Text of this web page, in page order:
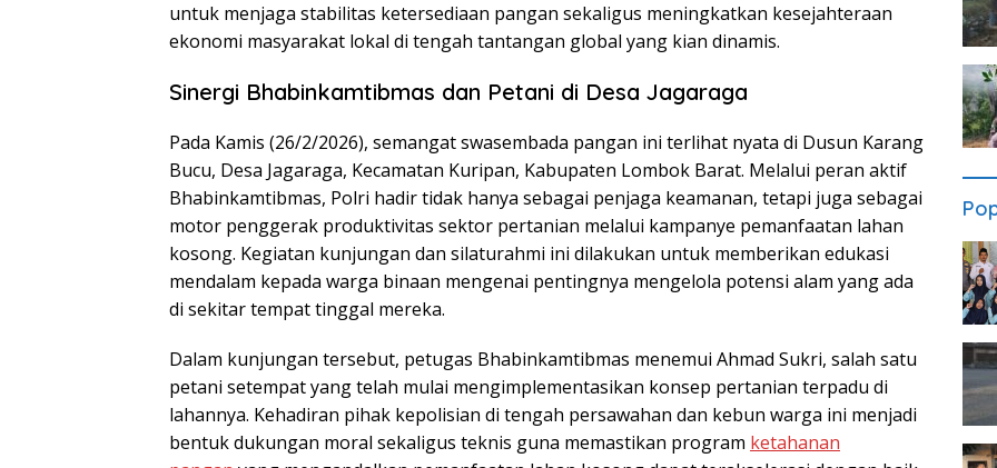
untuk menjaga stabilitas ketersediaan pangan sekaligus meningkatkan kesejahteraan
ekonomi masyarakat lokal di tengah tantangan global yang kian dinamis.
Sinergi Bhabinkamtibmas dan Petani di Desa Jagaraga
Pada Kamis (26/2/2026), semangat swasembada pangan ini terlihat nyata di Dusun Karang
Bucu, Desa Jagaraga, Kecamatan Kuripan, Kabupaten Lombok Barat. Melalui peran aktif
Bhabinkamtibmas, Polri hadir tidak hanya sebagai penjaga keamanan, tetapi juga sebagai
motor penggerak produktivitas sektor pertanian melalui kampanye pemanfaatan lahan
kosong. Kegiatan kunjungan dan silaturahmi ini dilakukan untuk memberikan edukasi
mendalam kepada warga binaan mengenai pentingnya mengelola potensi alam yang ada
di sekitar tempat tinggal mereka.
Dalam kunjungan tersebut, petugas Bhabinkamtibmas menemui Ahmad Sukri, salah satu
petani setempat yang telah mulai mengimplementasikan konsep pertanian terpadu di
lahannya. Kehadiran pihak kepolisian di tengah persawahan dan kebun warga ini menjadi
bentuk dukungan moral sekaligus teknis guna memastikan program ketahanan